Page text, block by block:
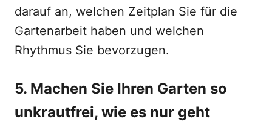
darauf an, welchen Zeitplan Sie für die
Gartenarbeit haben und welchen
Rhythmus Sie bevorzugen.
5. Machen Sie Ihren Garten so
unkrautfrei, wie es nur geht